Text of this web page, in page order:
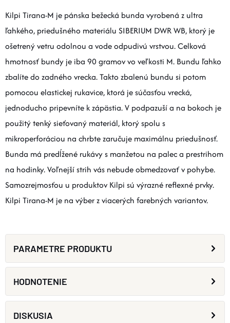
Kilpi Tirana-M je pánska bežecká bunda vyrobená z ultra
ľahkého, priedušného materiálu SIBERIUM DWR WB, ktorý je
ošetrený vetru odolnou a vode odpudivú vrstvou. Celková
hmotnosť bundy je iba 90 gramov vo veľkosti M. Bundu ľahko
zbalíte do zadného vrecka. Takto zbalenú bundu si potom
pomocou elastickej rukavice, ktorá je súčasťou vrecká,
jednoducho pripevníte k zápästia. V podpazuší a na bokoch je
použitý tenký sieťovaný materiál, ktorý spolu s
mikroperforáciou na chrbte zaručuje maximálnu priedušnosť.
Bunda má predĺžené rukávy s manžetou na palec a prestrihom
na hodinky. Voľnejší strih vás nebude obmedzovať v pohybe.
Samozrejmosťou u produktov Kilpi sú výrazné reflexné prvky.
Kilpi Tirana-M je na výber z viacerých farebných variantov.
PARAMETRE PRODUKTU
HODNOTENIE
DISKUSIA